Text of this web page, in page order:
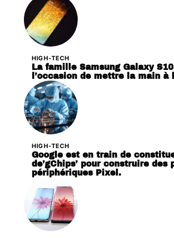
HIGH-TECH
La famille Samsung Galaxy
l’occasion de mettre la main à
HIGH-TECH
Google est en train de
de’gChips’ pour construire des
périphériques Pixel.